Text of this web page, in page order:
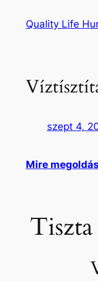
Quality Life
szept 4,
Mire